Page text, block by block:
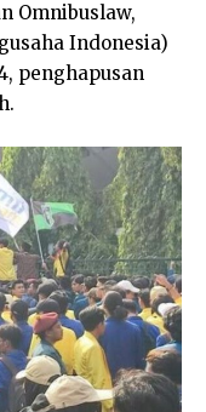
Omnibuslaw,
Indonesia)
penghapusan